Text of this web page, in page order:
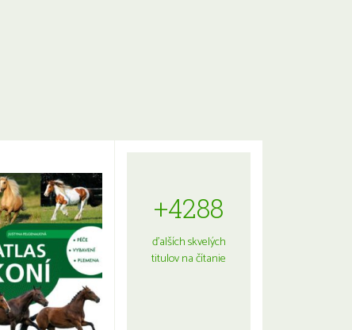
+4288
ďalších skvelých
titulov na čítanie